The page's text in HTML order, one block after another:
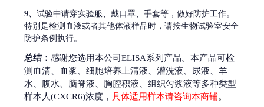
9、 试验中请穿实验服、戴口罩、手套等，做好防护工作。
特别是检测血液或者其他体液样品时，请按生物试验室安全
防护条例执行。
总结： 感谢您选用本公司ELISA系列产品。本产品可检
测血清、血浆、细胞培养上清液、灌洗液、尿液、羊
水、腹水、脑脊液、胸腔积液、组织匀浆液等多种类型
样本人(CXCR6)浓度， 具体适用样本请咨询本商铺。